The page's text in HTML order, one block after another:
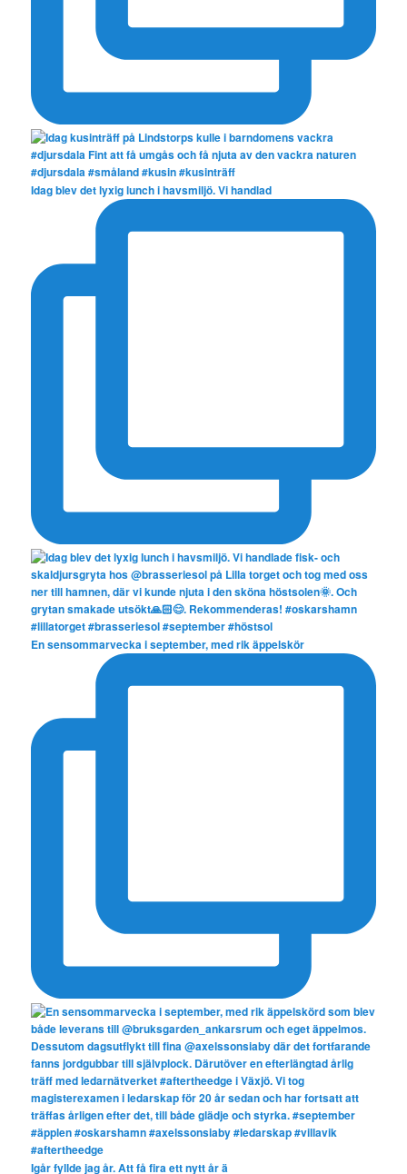
Idag blev det lyxig lunch i havsmiljö. Vi handlad
En sensommarvecka i september, med rik äppelskör
Igår fyllde jag år. Att få fira ett nytt år ä